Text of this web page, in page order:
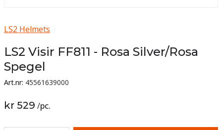
LS2 Helmets
LS2 Visir FF811 - Rosa Silver/Rosa
Spegel
Art.nr: 45561639000
kr 529 /pc.